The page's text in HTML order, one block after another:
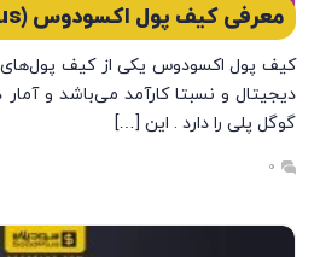
معرفی کیف پول اکسودوس (Exodus)
کیف پول اکسودوس یکی از کیف پول‌های
دیجیتال و نسبتا کارآمد می‌باشد و آمار
گوگل پلی را دارد . این […]
0